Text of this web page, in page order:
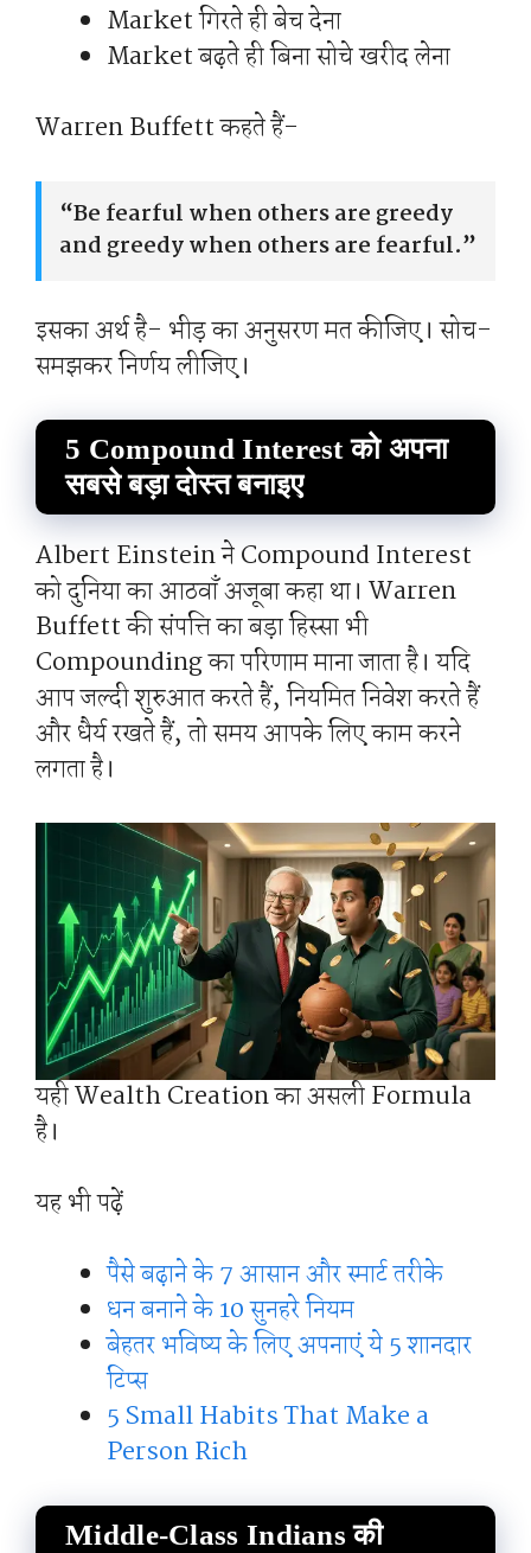
Market गिरते ही बेच देना
Market बढ़ते ही बिना सोचे खरीद लेना
Warren Buffett कहते हैं-
“Be fearful when others are greedy
and greedy when others are fearful.”
इसका अर्थ है- भीड़ का अनुसरण मत कीजिए। सोच-
समझकर निर्णय लीजिए।
5 Compound Interest को अपना
सबसे बड़ा दोस्त बनाइए
Albert Einstein ने Compound Interest
को दुनिया का आठवाँ अजूबा कहा था। Warren
Buffett की संपत्ति का बड़ा हिस्सा भी
Compounding का परिणाम माना जाता है। यदि
आप जल्दी शुरुआत करते हैं, नियमित निवेश करते हैं
और धैर्य रखते हैं, तो समय आपके लिए काम करने
लगता है।
यही Wealth Creation का असली Formula
है।
यह भी पढ़ें
पैसे बढ़ाने के 7 आसान और स्मार्ट तरीके
धन बनाने के 10 सुनहरे नियम
बेहतर भविष्य के लिए अपनाएं ये 5 शानदार
टिप्स
5 Small Habits That Make a
Person Rich
Middle-Class Indians की